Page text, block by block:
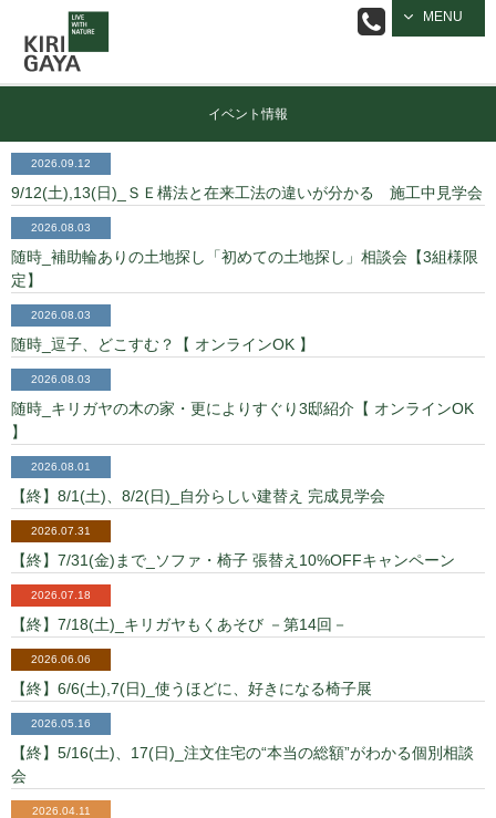
MENU
逗子の工務店
｜キリガヤ
イベント情報
2026.09.12
9/12(土),13(日)_ＳＥ構法と在来工法の違いが分かる 施工中見学会
2026.08.03
随時_補助輪ありの土地探し「初めての土地探し」相談会【3組様限
定】
2026.08.03
随時_逗子、どこすむ？【 オンラインOK 】
2026.08.03
随時_キリガヤの木の家・更によりすぐり3邸紹介【 オンラインOK
】
2026.08.01
【終】8/1(土)、8/2(日)_自分らしい建替え 完成見学会
2026.07.31
【終】7/31(金)まで_ソファ・椅子 張替え10%OFFキャンペーン
2026.07.18
【終】7/18(土)_キリガヤもくあそび －第14回－
2026.06.06
【終】6/6(土),7(日)_使うほどに、好きになる椅子展
2026.05.16
【終】5/16(土)、17(日)_注文住宅の“本当の総額”がわかる個別相談
会
2026.04.11